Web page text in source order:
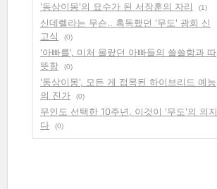
'동상이몽'의 묘수가 된 서장훈의 자리 (1)
신데렐라는 무슨.. 혹독했던 '무도' 광희 신
고식
(0)
'아빠를', 미처 몰랐던 아빠들의 쓸쓸함과 따
뜻함
(0)
'동상이몽', 모든 게 접목된 하이브리드 예능
의 진가
(0)
무인도 선택한 10주년, 이것이 '무도'의 의지
다
(0)